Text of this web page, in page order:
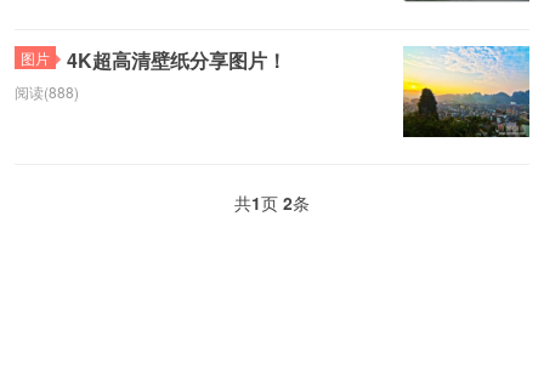
图片 4K超高清壁纸分享图片！
阅读(888)
共1页 2条